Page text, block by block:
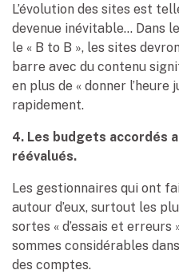
L’évolution des sites est
devenue inévitable… Dans
le « B to B », les sites
barre avec du contenu
en plus de « donner l’heure
rapidement.
4. Les budgets accordés
réévalués.
Les gestionnaires qui ont
autour d’eux, surtout les
sortes « d’essais et erreurs
sommes considérables
des comptes.